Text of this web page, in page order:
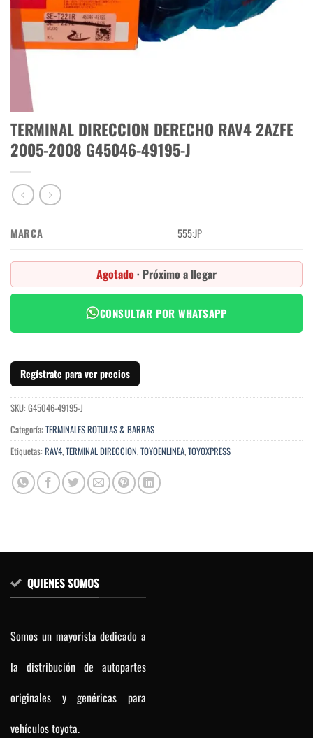
TERMINAL DIRECCION DERECHO RAV4 2AZFE
2005-2008 G45046-49195-J
MARCA 555:JP
Agotado · Próximo a llegar
CONSULTAR POR WHATSAPP
Regístrate para ver precios
SKU: G45046-49195-J
Categoría: TERMINALES ROTULAS & BARRAS
Etiquetas: RAV4,TERMINAL DIRECCION,TOYOENLINEA,TOYOXPRESS
QUIENES SOMOS
Somos un mayorista dedicado a
la distribución de autopartes
originales y genéricas para
vehículos toyota.